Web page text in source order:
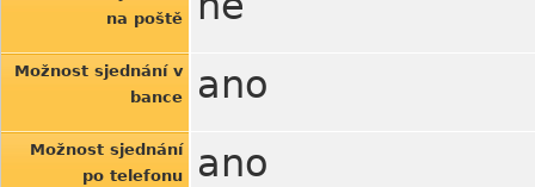
na poště
Možnost sjednání v
bance
ano
Možnost sjednání
po telefonu
ano